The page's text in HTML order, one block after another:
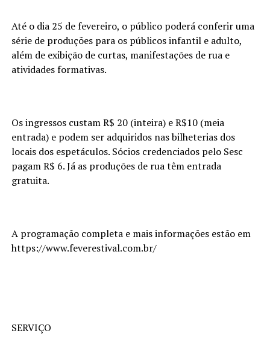
Até o dia 25 de fevereiro, o público poderá conferir uma
série de produções para os públicos infantil e adulto,
além de exibição de curtas, manifestações de rua e
atividades formativas.
Os ingressos custam R$ 20 (inteira) e R$10 (meia
entrada) e podem ser adquiridos nas bilheterias dos
locais dos espetáculos. Sócios credenciados pelo Sesc
pagam R$ 6. Já as produções de rua têm entrada
gratuita.
A programação completa e mais informações estão em
https://www.feverestival.com.br/
SERVIÇO